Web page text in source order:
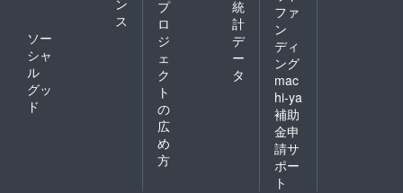
ス
ソー
シャ
ル
グッ
ド
プ
ロ
ジ
ェ
ク
ト
の
広
め
方
統
計
デ
ー
タ
ファ
ン
ディ
ング
mac
hi-ya
補助
金申
請サ
ポー
ト